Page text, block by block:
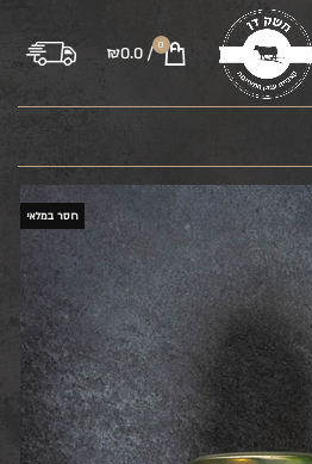
0
/
₪0.0
חסר במלאי